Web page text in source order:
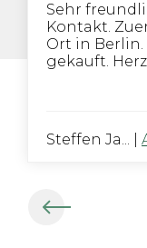
Sehr
Kontakt.
Ort in
gekauft.
Steffen Ja...